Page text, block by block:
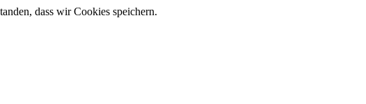
dass wir Cookies speichern.